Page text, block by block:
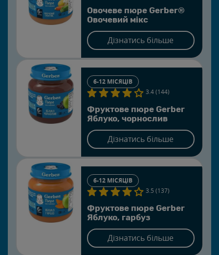
Овочеве пюре Gerber®
Овочевий мікс
Дізнатись більше
6-12 МІСЯЦІВ
3.4 (144)
Фруктове пюре Gerber
Яблуко, чорнослив
Дізнатись більше
6-12 МІСЯЦІВ
3.5 (137)
Фруктове пюре Gerber
Яблуко, гарбуз
Дізнатись більше